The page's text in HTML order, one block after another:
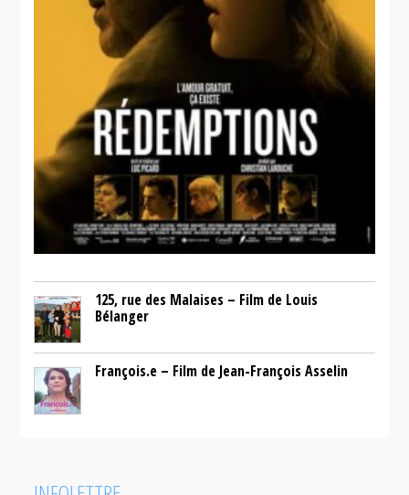
125, rue des Malaises – Film de Louis
Bélanger
François.e – Film de Jean-François Asselin